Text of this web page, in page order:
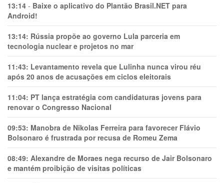
13:14 - Baixe o aplicativo do Plantão Brasil.NET para
Android!
13:14: Rússia propõe ao governo Lula parceria em
tecnologia nuclear e projetos no mar
11:43: Levantamento revela que Lulinha nunca virou réu
após 20 anos de acusações em ciclos eleitorais
11:04: PT lança estratégia com candidaturas jovens para
renovar o Congresso Nacional
09:53: Manobra de Nikolas Ferreira para favorecer Flávio
Bolsonaro é frustrada por recusa de Romeu Zema
08:49: Alexandre de Moraes nega recurso de Jair Bolsonaro
e mantém proibição de visitas políticas